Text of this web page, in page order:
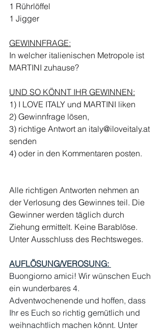
1 Rührlöffel
1 Jigger
GEWINNFRAGE:
In welcher italienischen Metropole ist
MARTINI zuhause?
UND SO KÖNNT IHR GEWINNEN:
1) I LOVE ITALY und MARTINI liken
2) Gewinnfrage lösen,
3) richtige Antwort an italy@iloveitaly.at
senden
4) oder in den Kommentaren posten.
Alle richtigen Antworten nehmen an
der Verlosung des Gewinnes teil. Die
Gewinner werden täglich durch
Ziehung ermittelt. Keine Barablöse.
Unter Ausschluss des Rechtsweges.
AUFLÖSUNG/VEROSUNG:
Buongiorno amici! Wir wünschen Euch
ein wunderbares 4.
Adventwochenende und hoffen, dass
Ihr es Euch so richtig gemütlich und
weihnachtlich machen könnt. Unter